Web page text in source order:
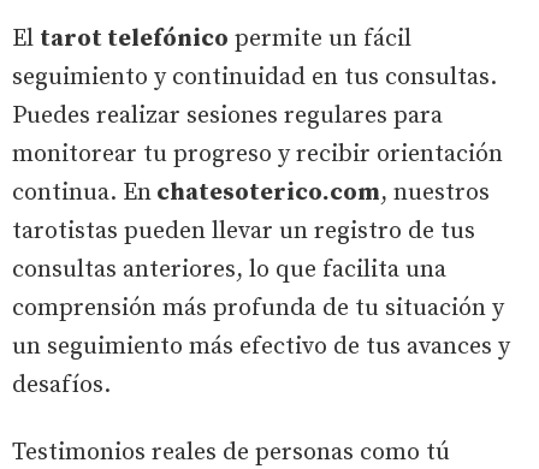
El tarot telefónico permite un fácil
seguimiento y continuidad en tus consultas.
Puedes realizar sesiones regulares para
monitorear tu progreso y recibir orientación
continua. En chatesoterico.com, nuestros
tarotistas pueden llevar un registro de tus
consultas anteriores, lo que facilita una
comprensión más profunda de tu situación y
un seguimiento más efectivo de tus avances y
desafíos.
Testimonios reales de personas como tú